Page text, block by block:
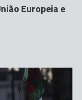
Europeia e